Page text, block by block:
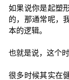
如果说你是起塑
的，那通常呢，
本的逻辑。
也就是说，这个
很多时候其实在